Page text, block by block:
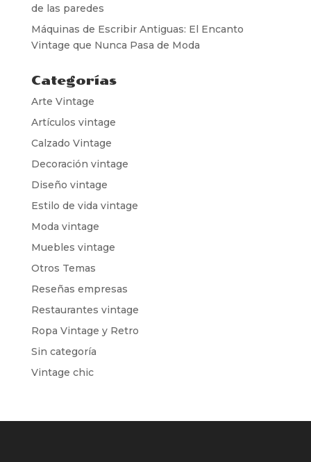
de las paredes
Máquinas de Escribir Antiguas: El Encanto
Vintage que Nunca Pasa de Moda
Categorías
Arte Vintage
Artículos vintage
Calzado Vintage
Decoración vintage
Diseño vintage
Estilo de vida vintage
Moda vintage
Muebles vintage
Otros Temas
Reseñas empresas
Restaurantes vintage
Ropa Vintage y Retro
Sin categoría
Vintage chic